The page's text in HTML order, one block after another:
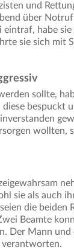
und
über
eintraf, habe
sie sich mit
sollte,
diese
wollten,
sie als auch
die
Beamte
Der Mann und